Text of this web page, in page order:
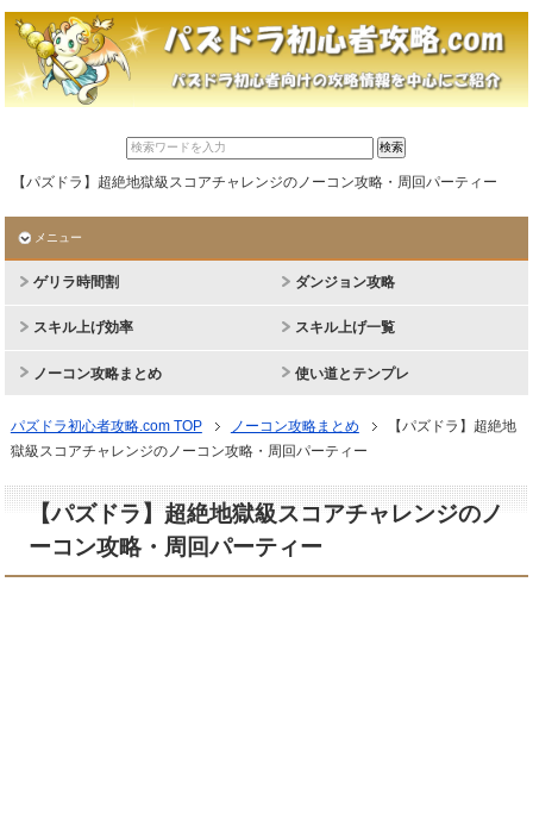
【パズドラ】超絶地獄級スコアチャレンジのノーコン攻略・周回パーティー
メニュー
ゲリラ時間割 ダンジョン攻略
スキル上げ効率 スキル上げ一覧
ノーコン攻略まとめ 使い道とテンプレ
パズドラ初心者攻略.com TOP ノーコン攻略まとめ
【パズドラ】超絶地
獄級スコアチャレンジのノーコン攻略・周回パーティー
【パズドラ】超絶地獄級スコアチャレンジのノ
ーコン攻略・周回パーティー